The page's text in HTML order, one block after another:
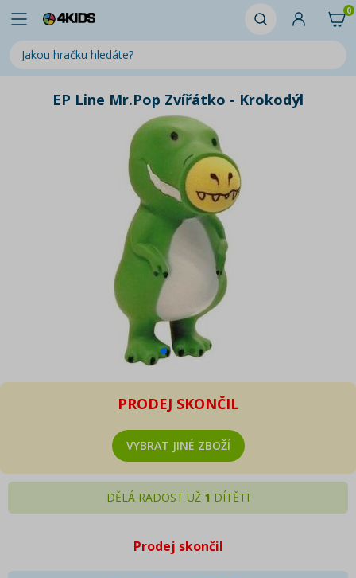
0
EP Line Mr.Pop Zvířátko - Krokodýl
PRODEJ SKONČIL
VYBRAT JINÉ ZBOŽÍ
DĚLÁ RADOST UŽ 1 DÍTĚTI
Prodej skončil